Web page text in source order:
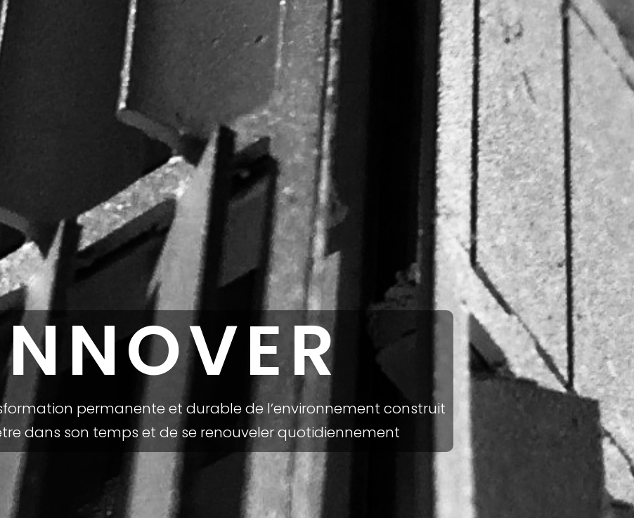
permanente et durable de l’environnement construit
dans son temps et de se renouveler quotidiennement